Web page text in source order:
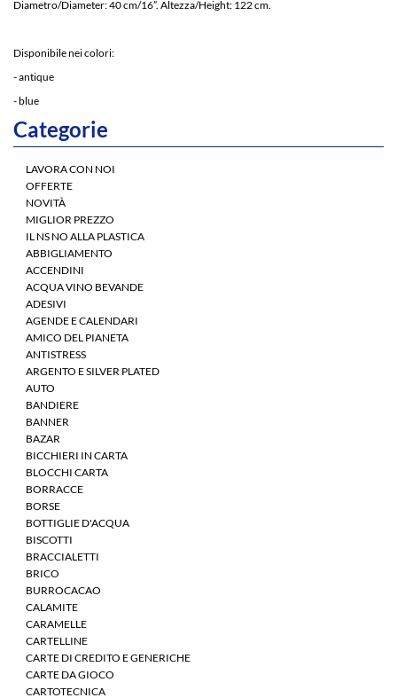
Diametro/Diameter: 40 cm/16”. Altezza/Height: 122 cm.
Disponibile nei colori:
- antique
- blue
Categorie
LAVORA CON NOI
OFFERTE
NOVITÀ
MIGLIOR PREZZO
IL NS NO ALLA PLASTICA
ABBIGLIAMENTO
ACCENDINI
ACQUA VINO BEVANDE
ADESIVI
AGENDE E CALENDARI
AMICO DEL PIANETA
ANTISTRESS
ARGENTO E SILVER PLATED
AUTO
BANDIERE
BANNER
BAZAR
BICCHIERI IN CARTA
BLOCCHI CARTA
BORRACCE
BORSE
BOTTIGLIE D'ACQUA
BISCOTTI
BRACCIALETTI
BRICO
BURROCACAO
CALAMITE
CARAMELLE
CARTELLINE
CARTE DI CREDITO E GENERICHE
CARTE DA GIOCO
CARTOTECNICA